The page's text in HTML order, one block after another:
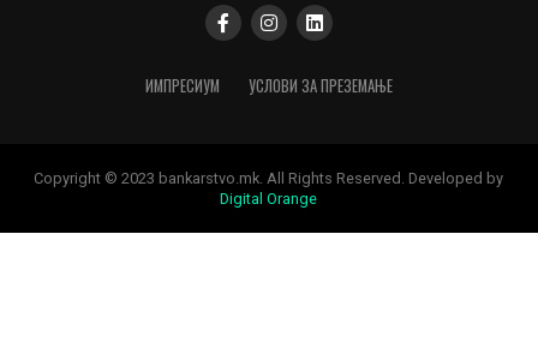
ИМПРЕСИУМ УСЛОВИ ЗА ПРЕЗЕМАЊЕ
Copyright © 2023 bankarstvo.mk. All Rights Reserved. Developed by
Digital Orange